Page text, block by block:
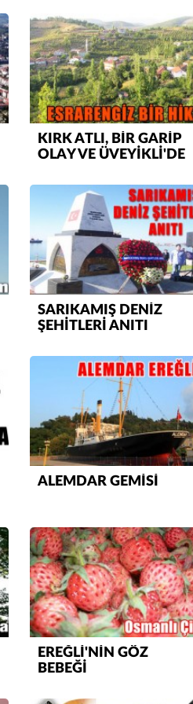
KIRK ATLI, BİR GARİP
OLAY VE ÜVEYİKLİ'DE
SARIKAMIŞ DENİZ
ŞEHİTLERİ ANITI
ALEMDAR GEMİSİ
EREĞLİ'NİN GÖZ
BEBEĞİ